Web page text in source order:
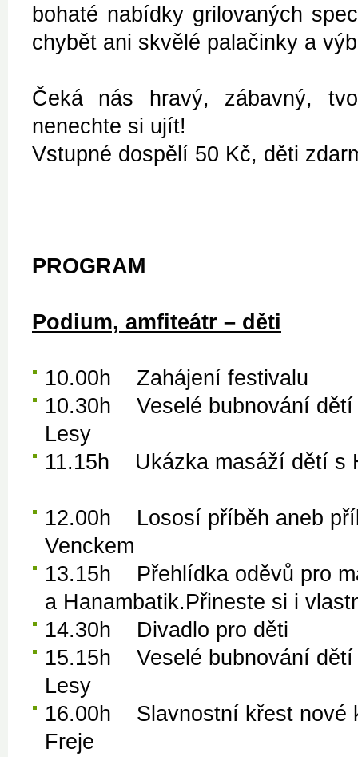
bohaté nabídky grilovaných
chybět ani skvělé palačinky a
Čeká nás hravý, zábavný,
nenechte si ujít!
Vstupné dospělí 50 Kč, děti
PROGRAM
Podium, amfiteátr – děti
10.00h Zahájení festivalu
10.30h Veselé bubnování dětí
Lesy
11.15h Ukázka
12.00h Lososí příběh aneb
Venckem
13.15h Přehlídka oděvů pro
a Hanambatik.Přineste si i
14.30h Divadlo pro
15.15h Veselé bubnování dětí
Lesy
16.00h Slavnostní křest nové
Freje